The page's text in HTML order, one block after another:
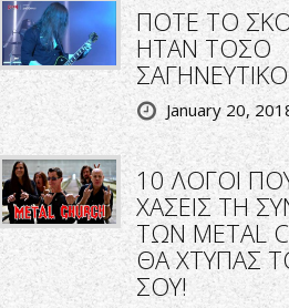
ΠΟΤΕ ΤΟ
ΗΤΑΝ ΤΟΣΟ
January 20,
10 ΛΟΓΟΙ
ΧΑΣΕΙΣ ΤΗ
ΤΩΝ METAL
ΘΑ ΧΤΥΠΑΣ
ΣΟΥ!